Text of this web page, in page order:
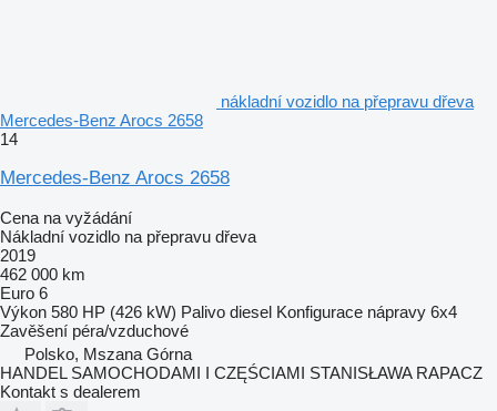
nákladní vozidlo na přepravu dřeva
Mercedes-Benz Arocs 2658
14
Mercedes-Benz Arocs 2658
Cena na vyžádání
Nákladní vozidlo na přepravu dřeva
2019
462 000 km
Euro 6
Výkon 580 HP (426 kW) Palivo diesel Konfigurace nápravy 6x4
Zavěšení péra/vzduchové
Polsko, Mszana Górna
HANDEL SAMOCHODAMI I CZĘŚCIAMI STANISŁAWA RAPACZ
Kontakt s dealerem